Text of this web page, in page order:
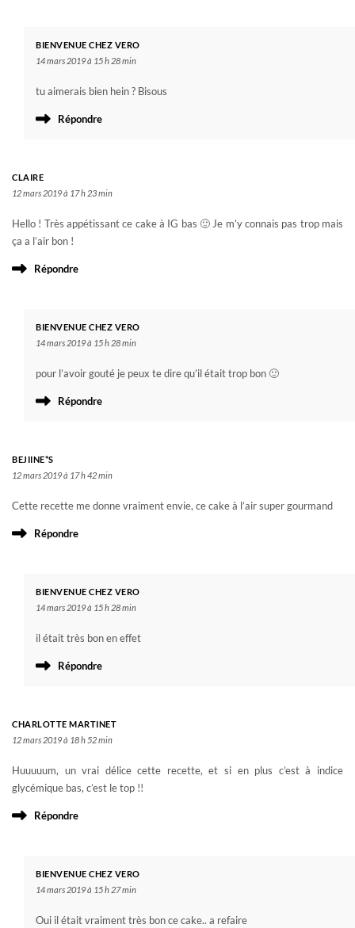
BIENVENUE CHEZ VERO
14 mars 2019 à 15 h 28 min
tu aimerais bien hein ? Bisous
Répondre
CLAIRE
12 mars 2019 à 17 h 23 min
Hello ! Très appétissant ce cake à IG bas 🙂 Je m’y connais pas trop mais
ça a l’air bon !
Répondre
BIENVENUE CHEZ VERO
14 mars 2019 à 15 h 28 min
pour l’avoir gouté je peux te dire qu’il était trop bon 🙂
Répondre
BEJIINE*S
12 mars 2019 à 17 h 42 min
Cette recette me donne vraiment envie, ce cake à l’air super gourmand
Répondre
BIENVENUE CHEZ VERO
14 mars 2019 à 15 h 28 min
il était très bon en effet
Répondre
CHARLOTTE MARTINET
12 mars 2019 à 18 h 52 min
Huuuuum, un vrai délice cette recette, et si en plus c’est à indice
glycémique bas, c’est le top !!
Répondre
BIENVENUE CHEZ VERO
14 mars 2019 à 15 h 27 min
Oui il était vraiment très bon ce cake.. a refaire